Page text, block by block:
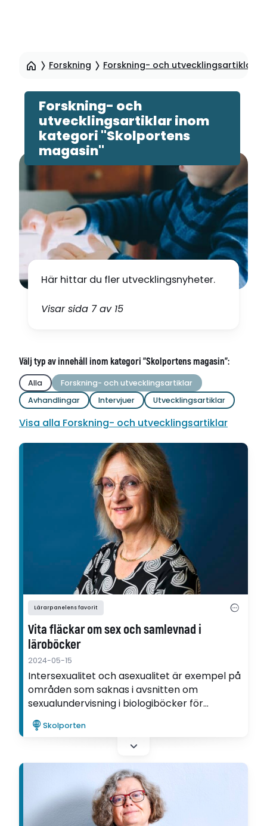
sidinnehåll
Forskning Forskning- och utvecklingsartiklar
Forskning- och
utvecklingsartiklar inom
kategori "Skolportens
magasin"
Här hittar du fler utvecklingsnyheter.
Visar sida 7 av 15
Välj typ av innehåll inom kategori "Skolportens magasin":
Alla
Forskning- och utvecklingsartiklar
Avhandlingar
Intervjuer Utvecklingsartiklar
Visa alla Forskning- och utvecklingsartiklar
Lärarpanelens favorit
Vita fläckar om sex och samlevnad i
läroböcker
2024-05-15
Intersexualitet och asexualitet är exempel på
områden som saknas i avsnitten om
sexualundervisning i biologiböcker för
högstadiet. Det visar Hannele Junkalas
doktorsavhandling, som nu har valts till
Lärarpanelens favorit.
Skolporten